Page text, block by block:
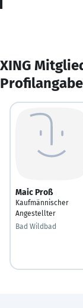
XING
Maic Proß
Kaufmännischer
Angestellter
Bad Wildbad